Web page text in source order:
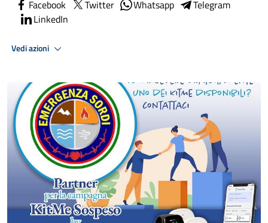
Facebook Twitter Whatsapp
Telegram
LinkedIn
Vedi azioni